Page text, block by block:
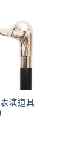
演道具